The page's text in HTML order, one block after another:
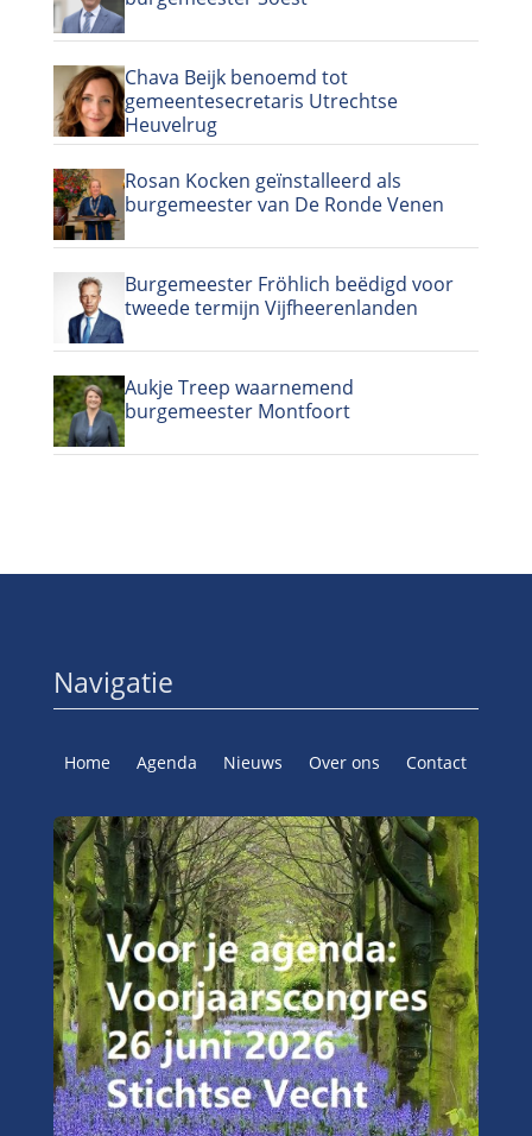
Chava Beijk benoemd tot
gemeentesecretaris Utrechtse
Heuvelrug
Rosan Kocken geïnstalleerd als
burgemeester van De Ronde Venen
Burgemeester Fröhlich beëdigd voor
tweede termijn Vijfheerenlanden
Aukje Treep waarnemend
burgemeester Montfoort
Navigatie
Home Agenda Nieuws Over ons Contact